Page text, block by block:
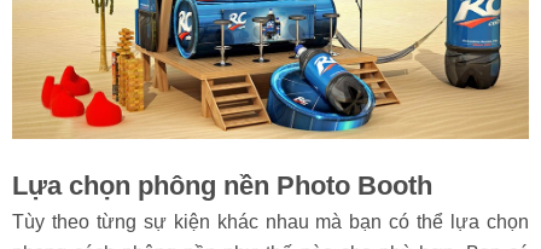
Lựa chọn phông nền Photo Booth
Tùy theo từng sự kiện khác nhau mà bạn có thể lựa chọn